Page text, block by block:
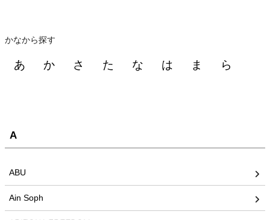
かなから探す
あ か さ た な は ま ら
A
ABU
Ain Soph